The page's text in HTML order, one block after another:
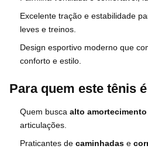
Excelente tração e estabilidade
leves e treinos.
Design esportivo moderno que
conforto e estilo.
Para quem este tênis
Quem busca alto amortecimento
articulações.
Praticantes de caminhadas e